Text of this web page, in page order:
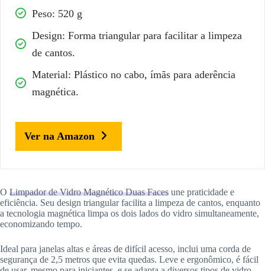
Peso: 520 g
Design: Forma triangular para facilitar a limpeza
de cantos.
Material: Plástico no cabo, ímãs para aderência
magnética.
Ver na Amazon
O Limpador de Vidro Magnético Duas Faces une praticidade e
eficiência. Seu design triangular facilita a limpeza de cantos, enquanto
a tecnologia magnética limpa os dois lados do vidro simultaneamente,
economizando tempo.
Ideal para janelas altas e áreas de difícil acesso, inclui uma corda de
segurança de 2,5 metros que evita quedas. Leve e ergonômico, é fácil